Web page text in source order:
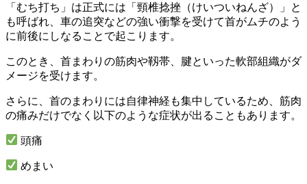
「むち打ち」は正式には「頸椎捻挫（けいついねんざ）」と
も呼ばれ、車の追突などの強い衝撃を受けて首がムチのよう
に前後にしなることで起こります。
このとき、首まわりの筋肉や靱帯、腱といった軟部組織がダ
メージを受けます。
さらに、首のまわりには自律神経も集中しているため、筋肉
の痛みだけでなく以下のような症状が出ることもあります。
頭痛
めまい